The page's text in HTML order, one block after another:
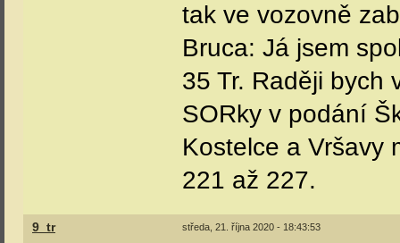
tak ve vozovně
Bruca: Já jsem
35 Tr. Raději bych
SORky v podání
Kostelce a Vršavy
221 až 227.
9_tr středa, 21. října 2020 - 18:43:53